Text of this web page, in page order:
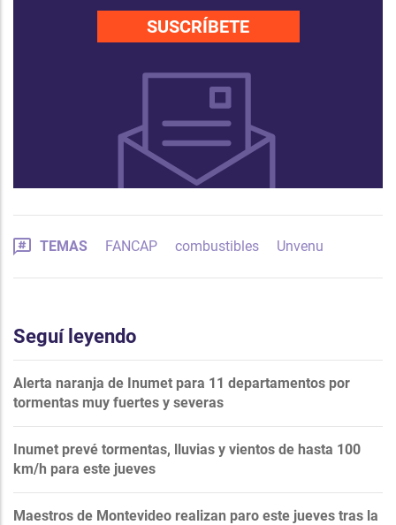
SUSCRÍBETE
TEMAS FANCAP combustibles Unvenu
Seguí leyendo
Alerta naranja de Inumet para 11 departamentos por
tormentas muy fuertes y severas
Inumet prevé tormentas, lluvias y vientos de hasta 100
km/h para este jueves
Maestros de Montevideo realizan paro este jueves tras la